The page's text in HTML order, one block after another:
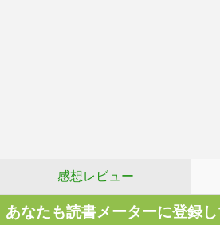
感想レビュー
あなたも読書メーターに登録